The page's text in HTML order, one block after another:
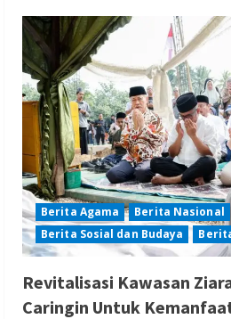
Berita Agama
Berita Nasional
Berita Sosial dan Budaya
Revitalisasi Kawasan
Caringin Untuk